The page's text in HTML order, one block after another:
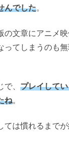
んでした。
の文章にアニメ
ってしまうのも
、 プレイして
ね。
ては慣れるまでが